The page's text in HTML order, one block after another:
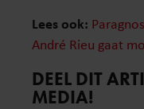
Lees ook:
André Rieu gaat
DEEL DIT
MEDIA!